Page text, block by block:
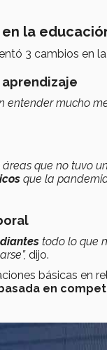
la
3 cambios en la
aprendizaje
entender mucho
que no tuvo
que la
todo lo que
dijo.
básicas en
en